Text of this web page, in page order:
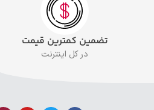
تضمین کمترین قیمت
در کل اینترنت